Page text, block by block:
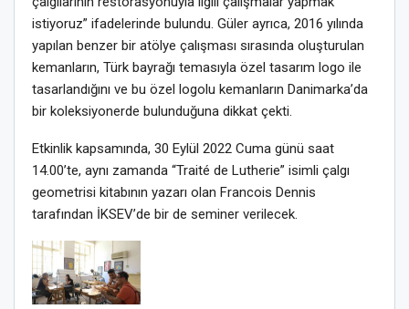
istiyoruz” ifadelerinde bulundu. Güler ayrıca, 2016 yılında
yapılan benzer bir atölye çalışması sırasında oluşturulan
kemanların, Türk bayrağı temasıyla özel tasarım logo ile
tasarlandığını ve bu özel logolu kemanların Danimarka’da
bir koleksiyonerde bulunduğuna dikkat çekti.
Etkinlik kapsamında, 30 Eylül 2022 Cuma günü saat
14.00’te, aynı zamanda “Traité de Lutherie” isimli çalgı
geometrisi kitabının yazarı olan Francois Dennis
tarafından İKSEV’de bir de seminer verilecek.